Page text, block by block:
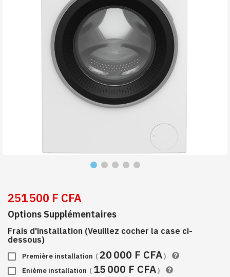
251 500 F CFA
Options Supplémentaires
Frais d'installation (Veuillez cocher la case ci-
dessous)
Première installation ( 20 000 F CFA)
Enième installation ( 15 000 F CFA)